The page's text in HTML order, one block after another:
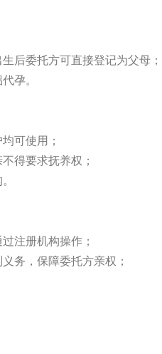
后委托方可直接登记为父母；
孕。
可使用；
得要求抚养权；
注册机构操作；
务，保障委托方亲权；